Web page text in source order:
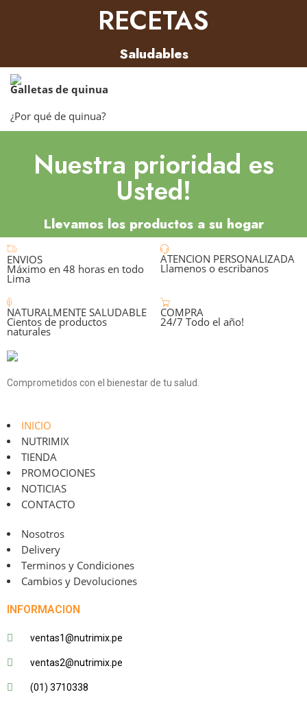
RECETAS
Saludables
Galletas de quinua
¿Por qué de quinua?
Nuestra prioridad es
Usted!
Llevamos los productos a su hogar
ENVIOS
Máximo en 48 horas en todo
Lima
ATENCION PERSONALIZADA
Llamenos o escribanos
NATURALMENTE SALUDABLE
Cientos de productos
naturales
COMPRA
24/7 Todo el año!
Comprometidos con el bienestar de tu salud.
INICIO
NUTRIMIX
TIENDA
PROMOCIONES
NOTICIAS
CONTACTO
Nosotros
Delivery
Terminos y Condiciones
Cambios y Devoluciones
INFORMACION
ventas1@nutrimix.pe
ventas2@nutrimix.pe
(01) 3710338